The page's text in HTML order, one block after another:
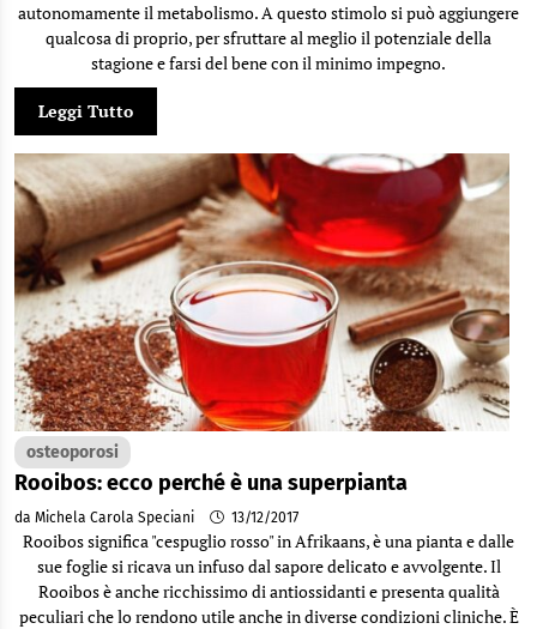
autonomamente il metabolismo. A questo stimolo si può aggiungere
qualcosa di proprio, per sfruttare al meglio il potenziale della
stagione e farsi del bene con il minimo impegno.
Leggi Tutto
osteoporosi
Rooibos: ecco perché è una superpianta
da Michela Carola Speciani 13/12/2017
Rooibos significa "cespuglio rosso" in Afrikaans, è una pianta e dalle
sue foglie si ricava un infuso dal sapore delicato e avvolgente. Il
Rooibos è anche ricchissimo di antiossidanti e presenta qualità
peculiari che lo rendono utile anche in diverse condizioni cliniche. È